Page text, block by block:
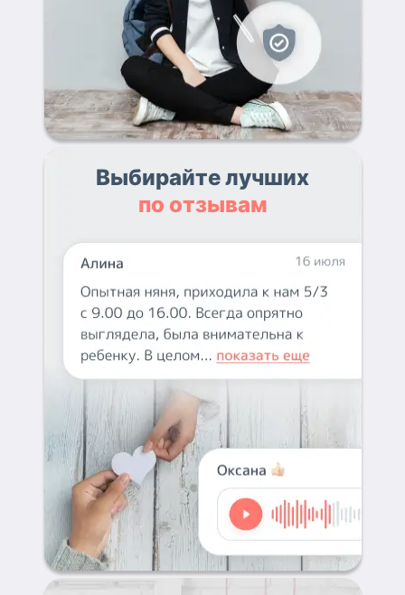
Выбирайте лучших
по отзывам